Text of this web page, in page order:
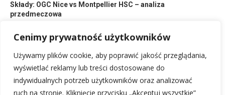
Cenimy prywatność użytkowników
Używamy plików cookie, aby poprawić jakość przeglądania,
wyświetlać reklamy lub treści dostosowane do
indywidualnych potrzeb użytkowników oraz analizować
ruch na stronie. Kliknięcie przycisku „Akceptuj wszystkie”
Składy: OGC Nice vs Montpellier HSC – analiza
przedmeczowa
Tie-break siatkówka: klucz do zwycięstwa w decydującym
secie
6 lutego, 2026